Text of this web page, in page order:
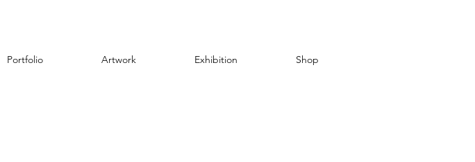
Portfolio Artwork Exhibition Shop